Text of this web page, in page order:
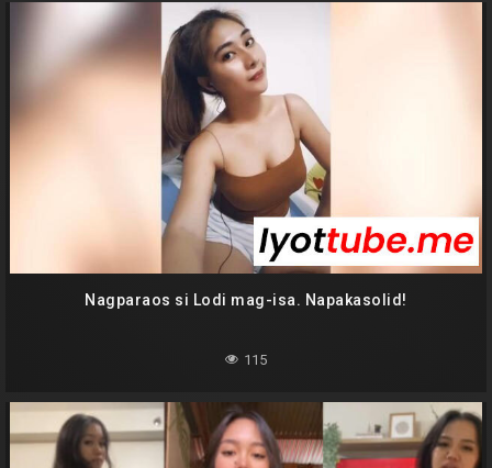
Nagparaos si Lodi mag-isa. Napakasolid!
115